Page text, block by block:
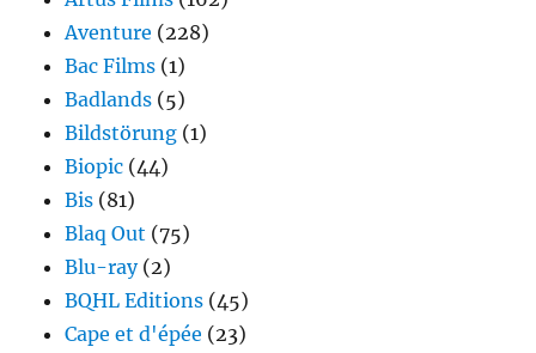
Aventure (228)
Bac Films (1)
Badlands (5)
Bildstörung (1)
Biopic (44)
Bis (81)
Blaq Out (75)
Blu-ray(2)
BQHL Editions (45)
Cape et d'épée (23)